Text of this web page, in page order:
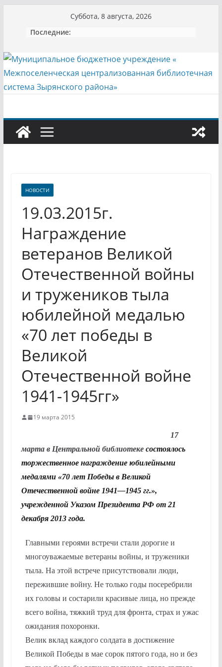
содержимому
Суббота, 8 августа, 2026
Последние:
НОВОСТИ
19.03.2015г.
Награждение
ветеранов Великой
Отечественной войны
и тружеников тыла
юбилейной медалью
«70 лет победы в
Великой
Отечественной войне
1941-1945гг»
19 марта 2015
17
марта в Центральной библиотекесостоялось
торжественное награждение юбилейными
медалями «70 лет Победы в Великой
Отечественной войне 1941—1945 гг.»,
учрежденной Указом Президента РФ от 21
декабря 2013 года.
Главными героями встречи стали дорогие и
многоуважаемые ветераны войны, и труженики
тыла. На этой встрече присутствовали люди,
пережившие войну. Не только годы посеребрили
их головы и состарили красивые лица, но прежде
всего война, тяжкий труд для фронта, страх и ужас
ожидания похоронки.
Велик вклад каждого солдата в достижение
Великой Победы в мае сорок пятого года, но и без